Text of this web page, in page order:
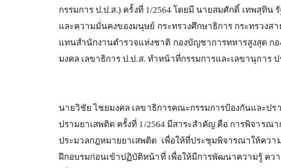
กรรมการ ป.ป.ส.) ครั้งที่ 1/2564 โดยมี นายสมศักดิ์ เทพสุทิน
และความมั่นคงของมนุษย์ กระทรวงศึกษาธิการ กระทรวงส
แทนสำนักงานตำรวจแห่งชาติ กองบัญชาการทหารสูงสุด ก
มงคล เลขาธิการ ป.ป.ส. ทำหน้าที่กรรมการและเลขานุการ ป
นายวิชัย ไชยมงคล เลขาธิการคณะกรรมการป้องกันและปร
ปรามยาเสพติด ครั้งที่ 1/2564 มีสาระสำคัญ คือ การพิจารณา
ประมวลกฎหมายยาเสพติด เพื่อให้ที่ประชุมพิจารณาให้ควา
ฝึกอบรมก่อนเข้าปฏิบัติหน้าที่ เพื่อให้มีการพัฒนาความรู้ คว